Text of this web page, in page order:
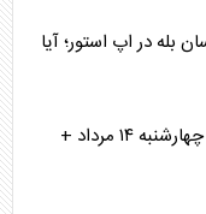
بله در اپ استور؛ آیا
آخرین قیمت دلار، یورو و سایر ارز‌ها امروز چهارشنبه ۱۴ مرداد +